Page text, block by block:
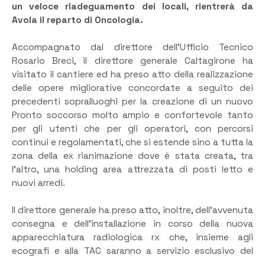
un veloce riadeguamento dei locali, rientrerà da
Avola il reparto di Oncologia.
Accompagnato dal direttore dell’Ufficio Tecnico
Rosario Breci, il direttore generale Caltagirone ha
visitato il cantiere ed ha preso atto della realizzazione
delle opere migliorative concordate a seguito dei
precedenti sopralluoghi per la creazione di un nuovo
Pronto soccorso molto ampio e confortevole tanto
per gli utenti che per gli operatori, con percorsi
continui e regolamentati, che si estende sino a tutta la
zona della ex rianimazione dove è stata creata, tra
l’altro, una holding area attrezzata di posti letto e
nuovi arredi.
Il direttore generale ha preso atto, inoltre, dell’avvenuta
consegna e dell’installazione in corso della nuova
apparecchiatura radiologica rx che, insieme agli
ecografi e alla TAC saranno a servizio esclusivo del